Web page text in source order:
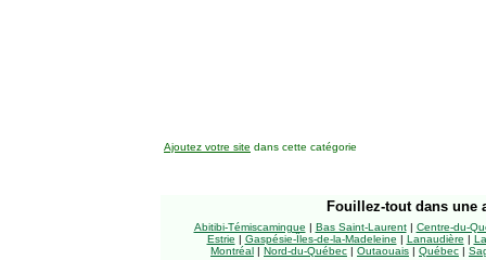
Ajoutez votre site dans cette catégorie
Fouillez-tout dans une
Abitibi-Témiscamingue | Bas Saint-Laurent| Centre-du-
Estrie | Gaspésie-Îles-de-la-Madeleine | Lanaudière |
Montréal | Nord-du-Québec | Outaouais | Québec |